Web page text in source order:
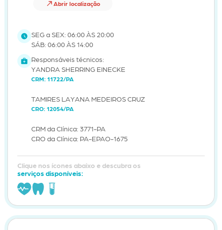
Abrir localização
SEG a SEX: 06:00 ÀS 20:00
SÁB: 06:00 ÀS 14:00
Responsáveis técnicos:
YANDRA SHERRING EINECKE
CRM: 11722/PA
TAMIRES LAYANA MEDEIROS CRUZ
CRO: 12054/PA
CRM da Clínica: 3771-PA
CRO da Clínica: PA-EPAO-1675
Clique nos ícones abaixo e descubra os
serviços disponíveis: